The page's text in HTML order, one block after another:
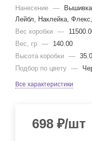
Нанесение —
Лейбл, Наклейка,
Вес коробки —
Вес, гр —
140.00
Высота коробки — 35.0
Подбор по цвету —
Все характеристики
698 ₽/шт